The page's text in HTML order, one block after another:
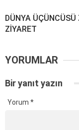
DÜNYA
ZİYARET
YORUMLAR
Bir yanıt yazın
Yorum *